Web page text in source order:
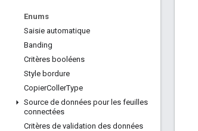
Enums
Saisie automatique
Banding
Critères booléens
Style bordure
CopierCollerType
Source de données pour les feuilles
connectées
Critères de validation des données